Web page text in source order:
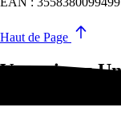
Haut de Page
Vous aimez